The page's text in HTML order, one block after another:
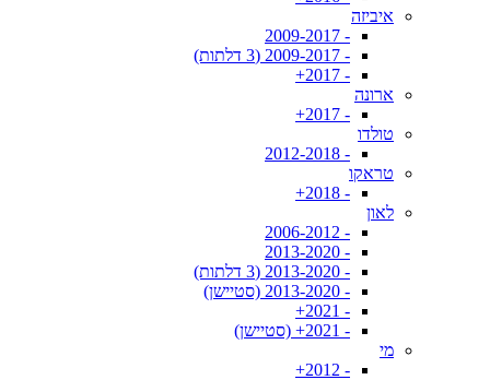
איביזה
- 2009-2017
- 2009-2017 (3 דלתות)
- 2017+
ארונה
- 2017+
טולדו
- 2012-2018
טראקו
- 2018+
לאון
- 2006-2012
- 2013-2020
- 2013-2020 (3 דלתות)
- 2013-2020 (סטיישן)
- 2021+
- 2021+ (סטיישן)
מי
- 2012+